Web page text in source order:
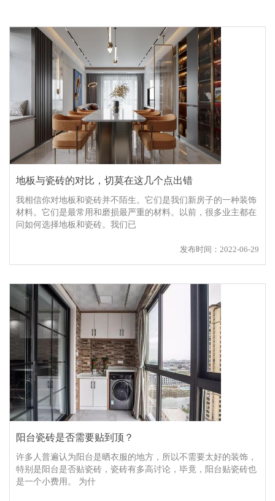
地板与瓷砖的对比，切莫在这几个点出错
我相信你对地板和瓷砖并不陌生。它们是我们新房子的一种装饰
材料。它们是最常用和磨损最严重的材料。以前，很多业主都在
问如何选择地板和瓷砖。我们已
发布时间：2022-06-29
阳台瓷砖是否需要贴到顶？
许多人普遍认为阳台是晒衣服的地方，所以不需要太好的装饰，
特别是阳台是否贴瓷砖，瓷砖有多高讨论，毕竟，阳台贴瓷砖也
是一个小费用。 为什